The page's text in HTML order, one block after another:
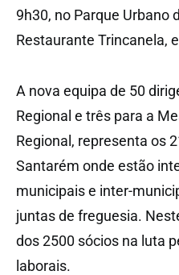
9h30, no Parque Urbano
Restaurante Trincanela,
A nova equipa de 50
Regional e três para a
Regional, representa os
Santarém onde estão
municipais e inter-
juntas de freguesia.
dos 2500 sócios na luta
laborais.